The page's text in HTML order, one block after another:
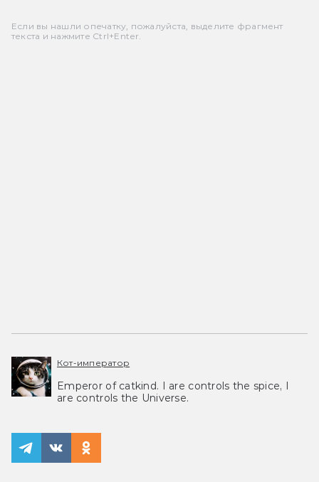
Если вы нашли опечатку, пожалуйста, выделите фрагмент
текста и нажмите Ctrl+Enter.
Кот-император
Emperor of catkind. I are controls the spice, I
are controls the Universe.